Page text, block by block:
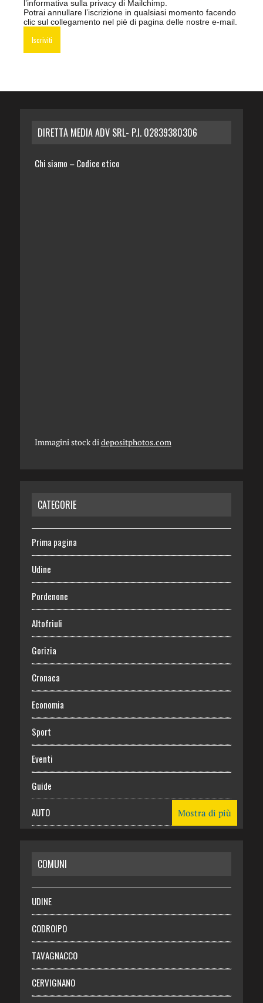
l’informativa sulla privacy di Mailchimp
Potrai annullare l’iscrizione in qualsiasi momento facendo
clic sul collegamento nel piè di pagina delle nostre e-mail.
DIRETTA MEDIA ADV SRL- P.I. 02839380306
Chi siamo – Codice etico
Immagini stock di depositphotos.com
CATEGORIE
Prima pagina
Udine
Pordenone
Altofriuli
Gorizia
Cronaca
Economia
Sport
Eventi
Guide
AUTO
RISPARMIO
SALUTE
Necrologie
Chi siamo
Abbonati
Login
Mostra di più
COMUNI
UDINE
CODROIPO
TAVAGNACCO
CERVIGNANO